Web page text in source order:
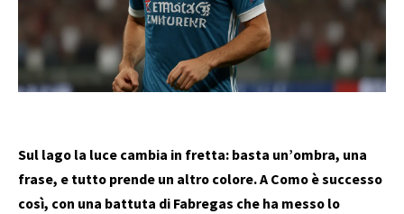
Sul lago la luce cambia in fretta: basta un’ombra, una
frase, e tutto prende un altro colore. A Como è successo
così, con una battuta di Fabregas che ha messo lo